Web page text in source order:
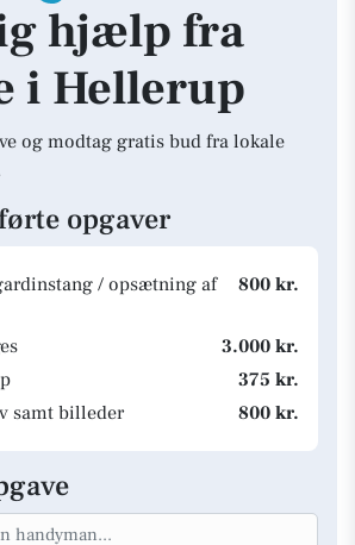
hjælp fra
i Hellerup
og modtag gratis bud fra lokale
opgaver
/ opsætning af
800 kr.
3.000 kr.
375 kr.
samt billeder
800 kr.